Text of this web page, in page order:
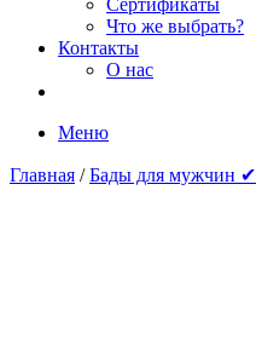
Сертификаты
Что же выбрать?
Контакты
О нас
Меню
Главная /Бады для мужчин ✔